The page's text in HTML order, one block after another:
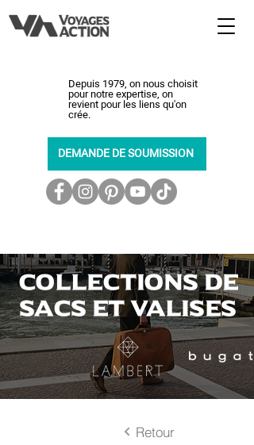
Depuis 1979, on nous choisit
pour notre expertise, on
revient pour les liens qu'on
crée.
DEMANDE DE SOUMISSION
450-464-0363
collections de
sacs et valises
Retour